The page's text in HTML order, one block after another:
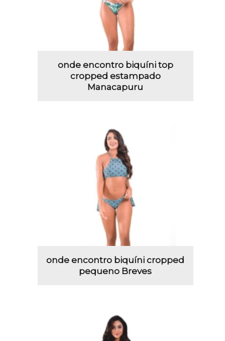
onde encontro biquíni top
cropped estampado
Manacapuru
onde encontro biquíni cropped
pequeno Breves